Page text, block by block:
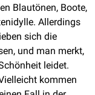
Blautönen, Boote,
Allerdings
sich die
und man merkt,
leidet.
kommen